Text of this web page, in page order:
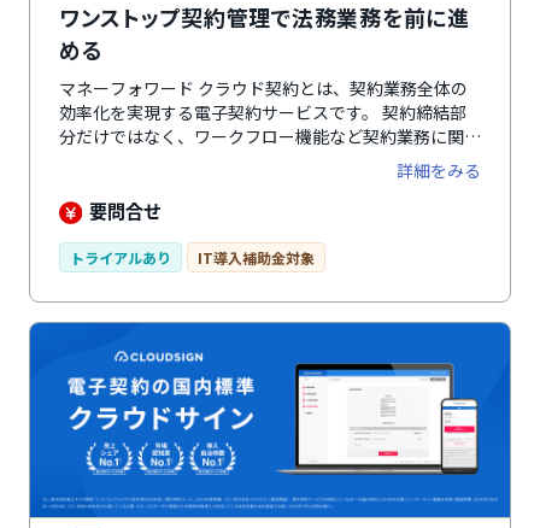
ワンストップ契約管理で法務業務を前に進
める
マネーフォワード クラウド契約とは、契約業務全体の
効率化を実現する電子契約サービスです。 契約締結部
分だけではなく、ワークフロー機能など契約業務に関わ
る高度な機能も標準機能として含まれているため、契約
書作成から、社内の押印申請、契約締結、契約管理・保
管まで、マネーフォワード クラウド契約ひとつで完結
るため、締結方法に関わらず、あらゆる契約書をまとめ
上限設定がないのもメリットです。管理したい契約書が
増えても安心して利用できます。
詳細をみる
要問合せ
トライアルあり IT導入補助金対象